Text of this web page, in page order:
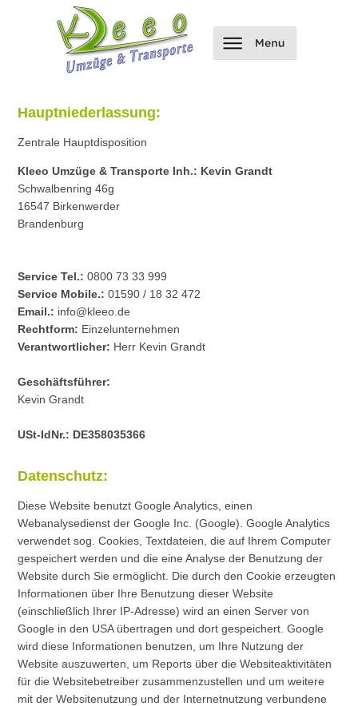
Hauptniederlassung:
Zentrale Hauptdisposition
Kleeo Umzüge & Transporte Inh.: Kevin Grandt
Schwalbenring 46g
16547 Birkenwerder
Brandenburg
Service Tel.: 0800 73 33 999
Service Mobile.: 01590 / 18 32 472
Email.: info@kleeo.de
Rechtform: Einzelunternehmen
Verantwortlicher: Herr Kevin Grandt
Geschäftsführer:
Kevin Grandt
USt-IdNr.: DE358035366
Datenschutz:
Diese Website benutzt Google Analytics, einen
Webanalysedienst der Google Inc. (Google). Google Analytics
verwendet sog. Cookies, Textdateien, die auf Ihrem Computer
gespeichert werden und die eine Analyse der Benutzung der
Website durch Sie ermöglicht. Die durch den Cookie erzeugten
Informationen über Ihre Benutzung dieser Website
(einschließlich Ihrer IP-Adresse) wird an einen Server von
Google in den USA übertragen und dort gespeichert. Google
wird diese Informationen benutzen, um Ihre Nutzung der
Website auszuwerten, um Reports über die Websiteaktivitäten
für die Websitebetreiber zusammenzustellen und um weitere
mit der Websitenutzung und der Internetnutzung verbundene